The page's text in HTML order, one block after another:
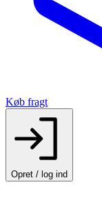
Køb fragt
Opret / log ind